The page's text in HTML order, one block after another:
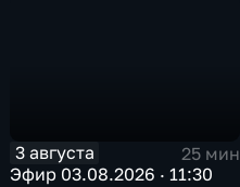
3 августа
25 мин
Эфир 03.08.2026 · 11:30